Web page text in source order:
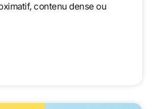
contenu dense ou